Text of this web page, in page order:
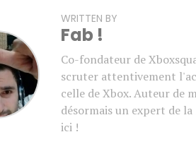
WRITTEN BY
Fab !
Co-fondateur de
scruter attentivement
celle de Xbox. Auteur de
désormais un expert de
ici !